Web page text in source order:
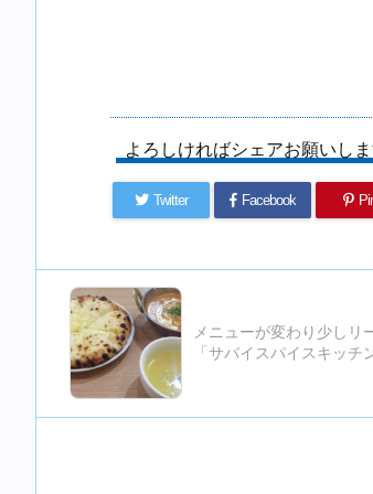
よろしければシェアお願いし
Twitter Facebook
メニューが変わり少しリ
「サバイスパイスキッチ